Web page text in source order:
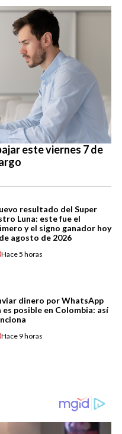
este viernes 7 de
resultado del Super
Luna: este fue el
y el signo ganador hoy
agosto de 2026
Hace5 horas
dinero por WhatsApp
es posible en Colombia: así
Hace 9 horas